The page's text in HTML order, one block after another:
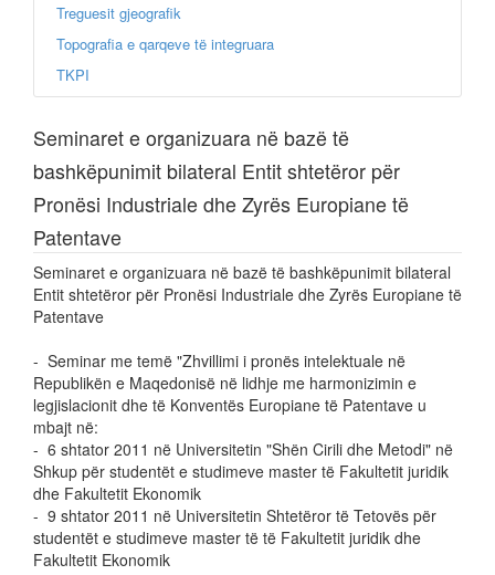
Treguesit gjeografik
Topografia e qarqeve të integruara
TKPI
Seminaret e organizuara në bazë të
bashkëpunimit bilateral Entit shtetëror për
Pronësi Industriale dhe Zyrës Europiane të
Patentave
Seminaret e organizuara në bazë të bashkëpunimit bilateral
Entit shtetëror për Pronësi Industriale dhe Zyrës Europiane të
Patentave
- Seminar me temë "Zhvillimi i pronës intelektuale në
Republikën e Maqedonisë në lidhje me harmonizimin e
legjislacionit dhe të Konventës Europiane të Patentave u
mbajt në:
- 6 shtator 2011 në Universitetin "Shën Cirili dhe Metodi" në
Shkup për studentët e studimeve master të Fakultetit juridik
dhe Fakultetit Ekonomik
- 9 shtator 2011 në Universitetin Shtetëror të Tetovës për
studentët e studimeve master të të Fakultetit juridik dhe
Fakultetit Ekonomik